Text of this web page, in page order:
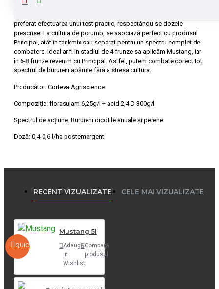
concomitent cu fungicide, insecticide, o gama largă de graminicide,
preferat efectuarea unui test practic, respectându-se dozele
prescrise. La cultura de porumb, se asociază perfect cu produsul
Principal, atât în tankmix sau separat pentru un spectru complet de
combatere. Ideal ar fi in stadiul de 4 frunze sa aplicăm Mustang, iar
în 6-8 frunze revenim cu Principal. Astfel, putem combate corect tot
spectrul de buruieni apărute fără a stresa cultura.
Producător: Corteva Agriscience
Compoziție: florasulam 6,25g/l + acid 2,4 D 300g/l
Spectrul de acțiune: Buruieni dicotile anuale și perene
Doză: 0,4-0,6 l/ha postemergent
RECENT VIZUALIZATE CELE MAI VIZUALIZATE
QUICKVIEW
Mustang 5l
Adaugă
in
Wishlist
Compară
produsul